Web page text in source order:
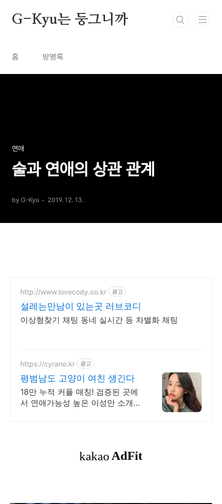
G-Kyu는 둥그니까
홈 방명록
연애
술과 연애의 상관 관계
by G-Kyu 2019. 12. 13.
http://www.lovecody.co.kr 광고
설레는만남이 있는곳 러브코디
이상형찾기 채팅 동네 실시간 등 차별화 채팅
https://cyrano.kr 광고
평범남도 고양이 여친 생긴다
18만 누적 커플 매칭! 검증된 곳에
서 연애가능성 높은 이성만 소개